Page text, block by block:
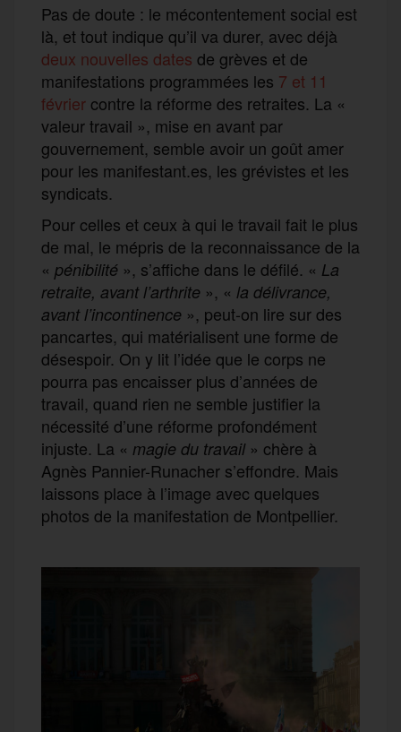
Pas de doute : le mécontentement social est
là, et tout indique qu’il va durer, avec déjà
deux nouvelles dates de grèves et de
manifestations programmées les 7 et 11
février contre la réforme des retraites. La «
valeur travail », mise en avant par
gouvernement, semble avoir un goût amer
pour les manifestant.es, les grévistes et les
syndicats.
Pour celles et ceux à qui le travail fait le plus
de mal, le mépris de la reconnaissance de la
« pénibilité », s’affiche dans le défilé. « La
retraite, avant l’arthrite », « la délivrance,
avant l’incontinence », peut-on lire sur des
pancartes, qui matérialisent une forme de
désespoir. On y lit l’idée que le corps ne
pourra pas encaisser plus d’années de
travail, quand rien ne semble justifier la
nécessité d’une réforme profondément
injuste. La « magie du travail» chère à
Agnès Pannier-Runacher s’effondre. Mais
laissons place à l’image avec quelques
photos de la manifestation de Montpellier.